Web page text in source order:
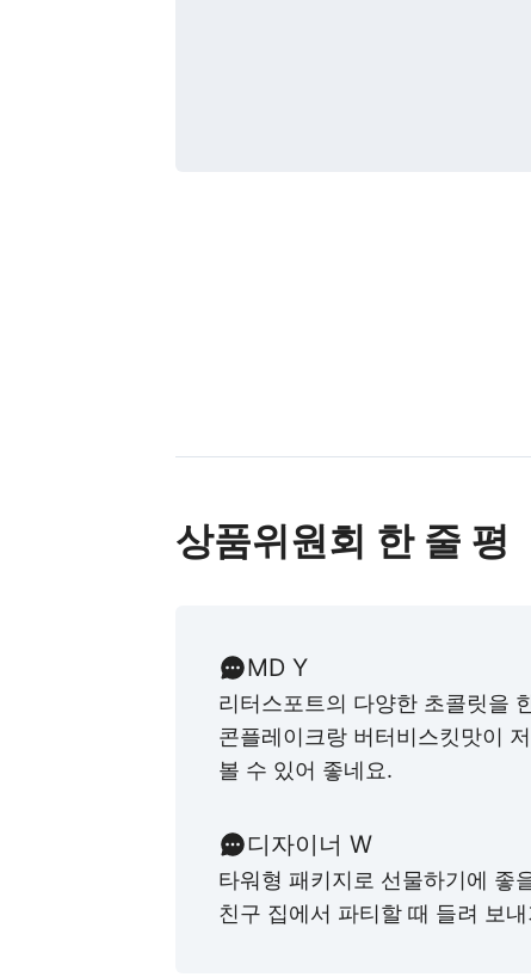
상품위원회 한 줄 평
MD Y
리터스포트의 다양한 초콜릿을
콘플레이크랑 버터비스킷맛이
볼 수 있어 좋네요.
디자이너 W
타워형 패키지로 선물하기에 좋
친구 집에서 파티할 때 들려 보